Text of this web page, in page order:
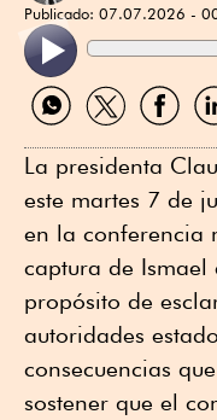
Publicado: 07.07.2026 -
Compartir
por
Compartir
por
por
por
La presidenta
este martes 7 de
en la conferencia
captura de
propósito de
autoridades
consecuencias
sostener que el